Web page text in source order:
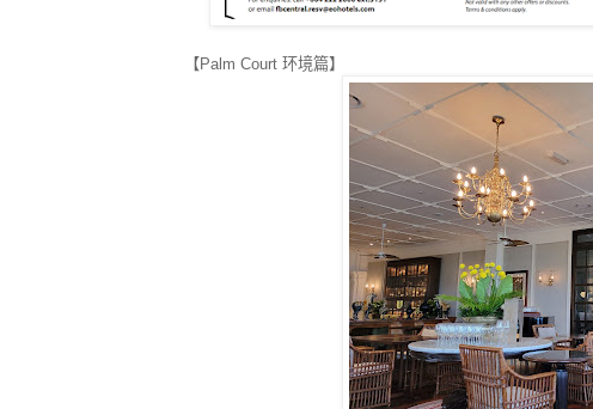
【Palm Court 环境篇】